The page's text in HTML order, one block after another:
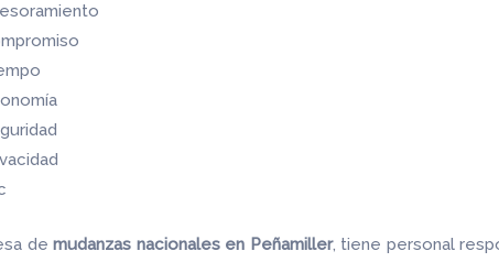
demudanzas nacionales en Peñamiller, tiene personal